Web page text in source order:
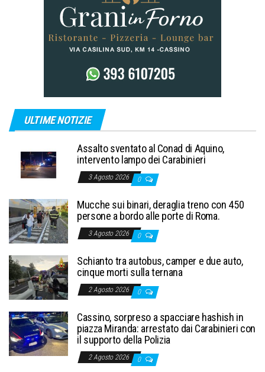
ULTIME NOTIZIE
Assalto sventato al Conad di Aquino,
intervento lampo dei Carabinieri
3 Agosto 2026 0
Mucche sui binari, deraglia treno con 450
persone a bordo alle porte di Roma.
3 Agosto 2026 0
Schianto tra autobus, camper e due auto,
cinque morti sulla ternana
2 Agosto 2026 0
Cassino, sorpreso a spacciare hashish in
piazza Miranda: arrestato dai Carabinieri con
il supporto della Polizia
2 Agosto 2026 0